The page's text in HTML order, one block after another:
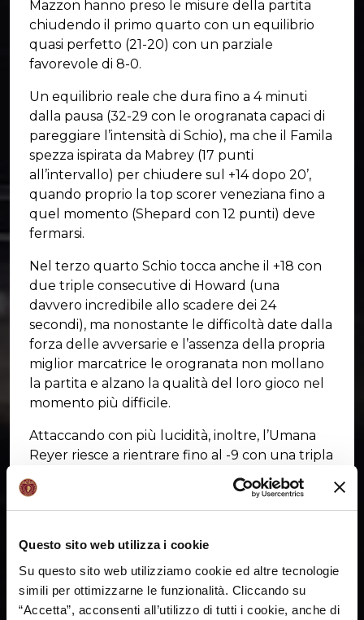
Questo sito web utilizza i cookie
Su questo sito web utilizziamo cookie ed altre tecnologie
simili per ottimizzarne le funzionalità. Cliccando su
“Accetta”, acconsenti all’utilizzo di tutti i cookie, anche di
Mazzon hanno preso le misure della partita
chiudendo il primo quarto con un equilibrio
quasi perfetto (21-20) con un parziale
favorevole di 8-0.
Un equilibrio reale che dura fino a 4 minuti
dalla pausa (32-29 con le orogranata capaci di
pareggiare l’intensità di Schio), ma che il Famila
spezza ispirata da Mabrey (17 punti
all’intervallo) per chiudere sul +14 dopo 20’,
quando proprio la top scorer veneziana fino a
quel momento (Shepard con 12 punti) deve
fermarsi.
Nel terzo quarto Schio tocca anche il +18 con
due triple consecutive di Howard (una
davvero incredibile allo scadere dei 24
secondi), ma nonostante le difficoltà date dalla
forza delle avversarie e l’assenza della propria
miglior marcatrice le orogranata non mollano
la partita e alzano la qualità del loro gioco nel
momento più difficile.
Attaccando con più lucidità, inoltre, l’Umana
Reyer riesce a rientrare fino al -9 con una tripla
di Madera (sul 74-65 a 4’03 dalla fine),
dimostrando di poter competere.
passi avanti ancora da compiere per una
squadra che ha dimostrato, però, il carattere
giusto per lunghi tratti della partita sul campo
di una squadra costruita per puntare ad